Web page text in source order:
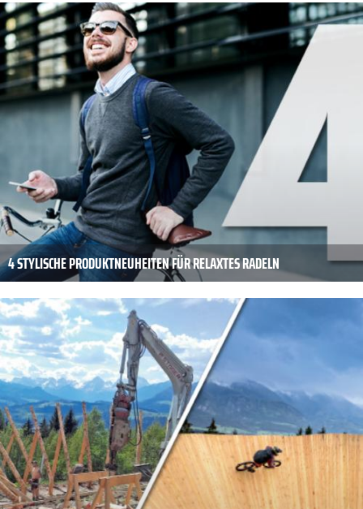
4 STYLISCHE PRODUKTNEUHEITEN FÜR RELAXTES RADELN